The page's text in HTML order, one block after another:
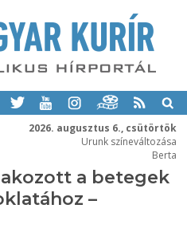
2026. augusztus 6., csütörtök
Urunk színeváltozása
Berta
a betegek
–